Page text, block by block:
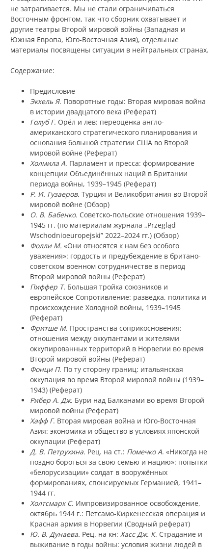
не затрагивается. Мы не стали ограничиваться
Восточным фронтом, так что сборник охватывает и
другие театры Второй мировой войны (Западная и
Южная Европа, Юго-Восточная Азия), отдельные
материалы посвящены ситуации в нейтральных странах.
Содержание:
Предисловие
Эккель Я. Поворотные годы: Вторая мировая война
в истории двадцатого века (Реферат)
Голуб Г. Орёл и лев: переоценка англо-
американского стратегического планирования и
основания большой стратегии США во Второй
мировой войне (Реферат)
Холмила А. Парламент и пресса: формирование
концепции Объединённых наций в Британии
периода войны, 1939–1945 (Реферат)
Р. И. Гузаеров. Турция и Великобритания во Второй
мировой войне (Обзор)
О. В. Бабенко. Советско-польские отношения 1939–
1945 гг. (по материалам журнала „Przegląd
Wschodnioeuropejski” 2022–2024 гг.) (Обзор)
Фолли М. «Они относятся к нам без особого
уважения»: гордость и предубеждение в британо-
советском военном сотрудничестве в период
Второй мировой войны (Реферат)
Пиффер Т. Большая тройка союзников и
европейское Сопротивление: разведка, политика и
происхождение Холодной войны, 1939–1945
(Реферат)
Фритше М. Пространства соприкосновения:
отношения между оккупантами и жителями
оккупированных территорий в Норвегии во время
Второй мировой войны (Реферат)
Фонци П. По ту сторону границ: итальянская
оккупация во время Второй мировой войны (1939–
1943) (Реферат)
Рибер А. Дж. Бури над Балканами во время Второй
мировой войны (Реферат)
Хафф Г. Вторая мировая война и Юго-Восточная
Азия: экономика и общество в условиях японской
оккупации (Реферат)
Д. В. Петрухина. Рец. на ст.: Помечко А. «Никогда не
поздно бороться за свою семью и нацию»: попытки
«белорусизации» солдат в вооружённых
формированиях, спонсируемых Германией, 1941–
1944 гг.
Холтсмарк С. Импровизированное освобождение,
октябрь 1944 г.: Петсамо-Киркенесская операция и
Красная армия в Норвегии (Сводный реферат)
Ю. В. Дунаева. Рец. на кн: Хасс Дж. К. Страдание и
выживание в годы войны: условия жизни людей в